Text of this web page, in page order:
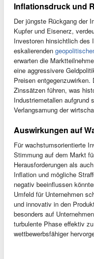
Inflationsdruck und
Der jüngste Rückgang der
Kupfer und Eisenerz,
Investoren hinsichtlich des
eskalierenden
erwarten die
eine aggressivere
Preisen
Zinssätzen führen, was
Industriemetallen aufgrund
Verlangsamung der
Auswirkungen auf
Für wachstumsorientierte
Stimmung auf dem Markt
Herausforderungen als
Inflation und mögliche
negativ beeinflussen
Umfeld für Unternehmen
und innovativ in den
besonders auf
turbulente Phase effektiv
wettbewerbsfähiger